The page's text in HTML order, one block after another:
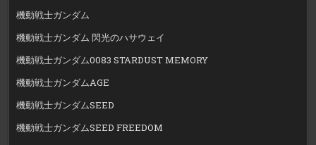
機動戦士ガンダム
機動戦士ガンダム 閃光のハサウェイ
機動戦士ガンダム0083 STARDUST MEMORY
機動戦士ガンダムAGE
機動戦士ガンダムSEED
機動戦士ガンダムSEED FREEDOM